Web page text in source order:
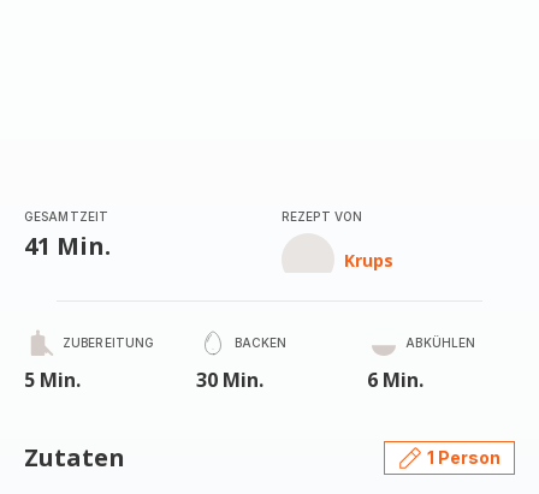
GESAMTZEIT
41 Min.
REZEPT VON
Krups
ZUBEREITUNG
5 Min.
BACKEN
30 Min.
ABKÜHLEN
6 Min.
Zutaten 1 Person